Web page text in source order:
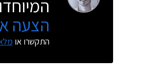
הצעה
התקשרו או